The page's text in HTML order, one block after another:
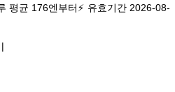
평균 176엔부터⚡ 유효기간 2026-08-
현지망 모두 플랜 완비! 유효기간
평균 176엔부터⚡ 유효기간 2026-08-
|